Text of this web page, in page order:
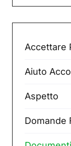
Accettare
Aiuto
Aspetto
Domande